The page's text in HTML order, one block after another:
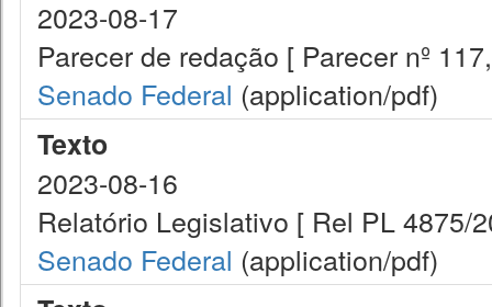
2023-08-17
Parecer de redação [ Parecer nº
Senado Federal (application/pdf)
Texto
2023-08-16
Relatório Legislativo [ Rel PL 4875/
Senado Federal (application/pdf)